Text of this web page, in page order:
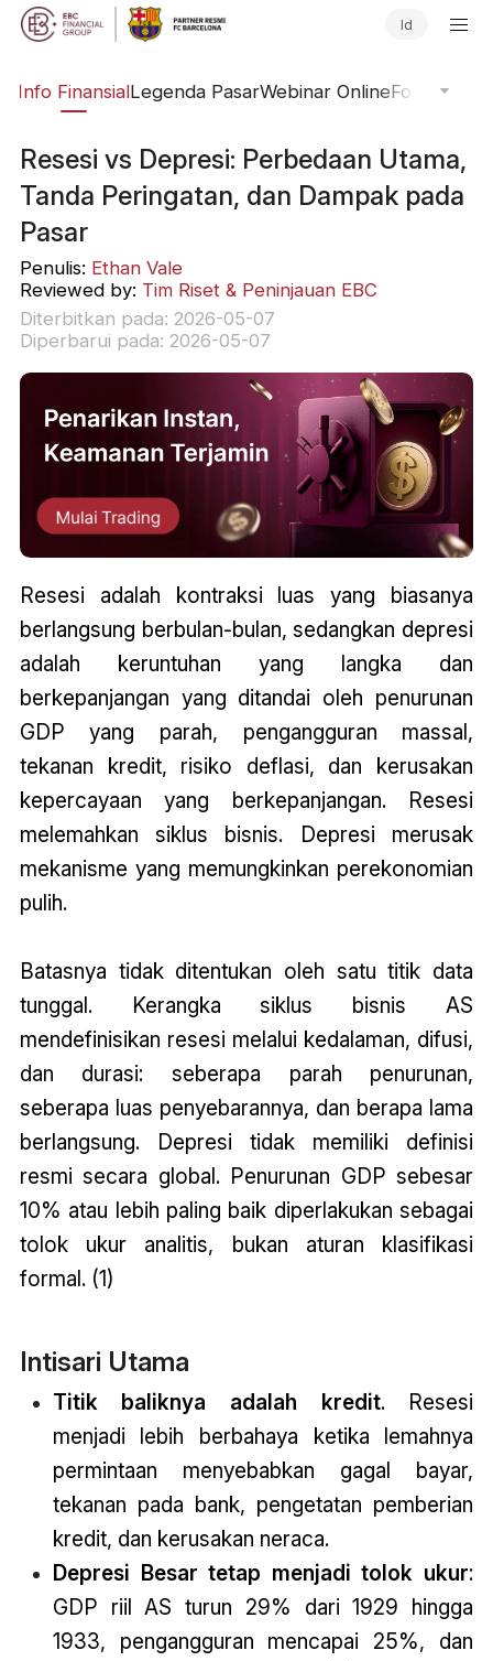
Id
Info FinansialLegenda PasarWebinar OnlineFokus
Resesi vs Depresi: Perbedaan Utama,
Tanda Peringatan, dan Dampak pada
Pasar
Penulis: Ethan Vale
Reviewed by: Tim Riset & Peninjauan EBC
Diterbitkan pada: 2026-05-07
Diperbarui pada: 2026-05-07
Resesi adalah kontraksi luas yang biasanya
berlangsung berbulan-bulan, sedangkan depresi
adalah keruntuhan yang langka dan
berkepanjangan yang ditandai oleh penurunan
GDP yang parah, pengangguran massal,
tekanan kredit, risiko deflasi, dan kerusakan
kepercayaan yang berkepanjangan. Resesi
melemahkan siklus bisnis. Depresi merusak
mekanisme yang memungkinkan perekonomian
pulih.
Batasnya tidak ditentukan oleh satu titik data
tunggal. Kerangka siklus bisnis AS
mendefinisikan resesi melalui kedalaman, difusi,
dan durasi: seberapa parah penurunan,
seberapa luas penyebarannya, dan berapa lama
berlangsung. Depresi tidak memiliki definisi
resmi secara global. Penurunan GDP sebesar
10% atau lebih paling baik diperlakukan sebagai
tolok ukur analitis, bukan aturan klasifikasi
formal. (1)
Intisari Utama
Titik baliknya adalah kredit. Resesi
menjadi lebih berbahaya ketika lemahnya
permintaan menyebabkan gagal bayar,
tekanan pada bank, pengetatan pemberian
kredit, dan kerusakan neraca.
Depresi Besar tetap menjadi tolok ukur:
GDP riil AS turun 29% dari 1929 hingga
1933, pengangguran mencapai 25%, dan